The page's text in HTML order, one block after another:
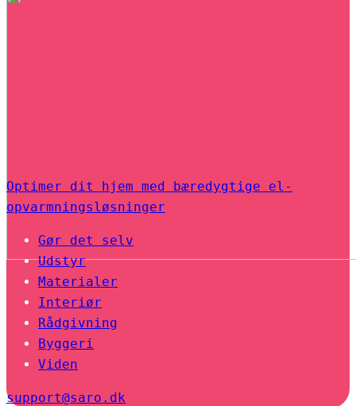
Optimer dit hjem med bæredygtige el-
opvarmningsløsninger
Gør det selv
Udstyr
Materialer
Interiør
Rådgivning
Byggeri
Viden
support@saro.dk